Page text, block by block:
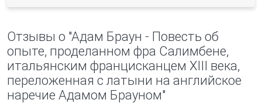
Отзывы о "Адам Браун - Повесть об
опыте, проделанном фра Салимбене,
итальянским францисканцем XIII века,
переложенная с латыни на английское
наречие Адамом Брауном"